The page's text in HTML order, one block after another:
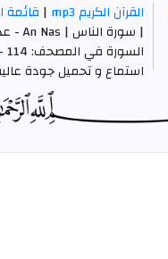
القرآن الكريم mp3 | قائمة
السورة في المصحف: 114 -
استماع و تحميل جودة